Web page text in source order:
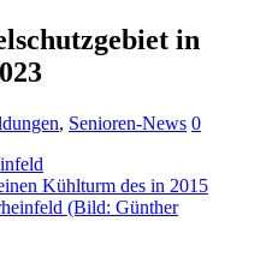
in
, Senioren-News 0
Kühlturm des in 2015
(Bild: Günther